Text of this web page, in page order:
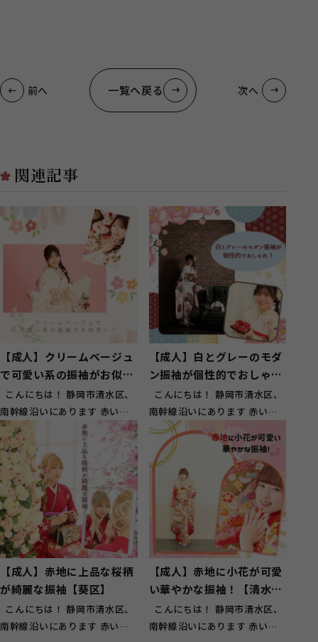
前へ 一覧へ戻る 次へ
関連記事
【成人】クリームベージュ
で可愛い系の振袖がお似合
い！【清水区押切】
こんにちは！ 静岡市清水区、
南幹線沿いにあります 赤い看
板が目印のスタジオガーネット
草...
【成人】白とグレーのモダ
ン振袖が個性的でおしゃ
れ！【清水区】
こんにちは！ 静岡市清水区、
南幹線沿いにあります 赤い看
板が目印のスタジオガーネット
草...
【成人】赤地に上品な桜柄
が綺麗な振袖【葵区】
こんにちは！ 静岡市清水区、
南幹線沿いにあります 赤い看
【成人】赤地に小花が可愛
い華やかな振袖！【清水区
興津】
こんにちは！ 静岡市清水区、
南幹線沿いにあります 赤い看